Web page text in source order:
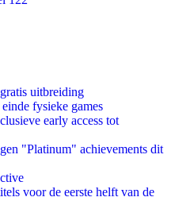
uitbreiding
fysieke games
early access tot
"Platinum" achievements dit
voor de eerste helft van de